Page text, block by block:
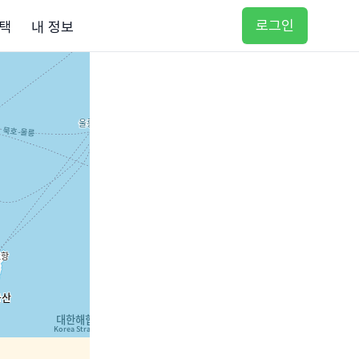
내 정보 로그인